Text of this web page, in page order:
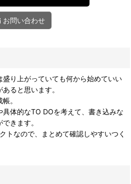
お問い合わせ
盛り上がっていても何から始めていい
ると思います。
。
具体的なTO DOを考えて、書き込みな
きます。
トなので、まとめて確認しやすいつく